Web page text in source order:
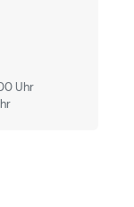
Uhr